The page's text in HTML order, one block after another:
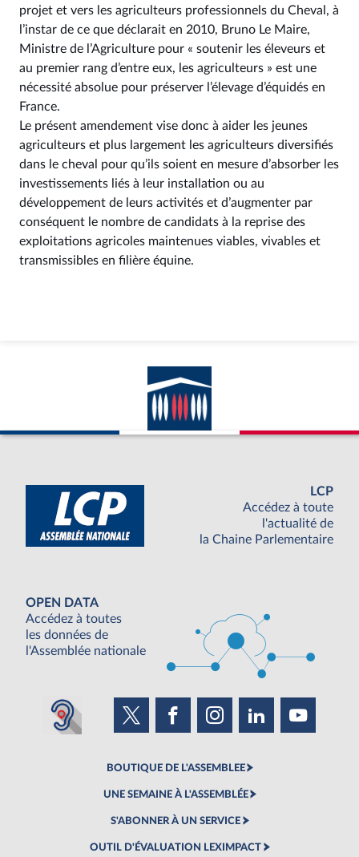
projet et vers les agriculteurs professionnels du Cheval, à
l’instar de ce que déclarait en 2010, Bruno Le Maire,
Ministre de l’Agriculture pour « soutenir les éleveurs et
au premier rang d’entre eux, les agriculteurs » est une
nécessité absolue pour préserver l’élevage d’équidés en
France.
Le présent amendement vise donc à aider les jeunes
agriculteurs et plus largement les agriculteurs diversifiés
dans le cheval pour qu’ils soient en mesure d’absorber les
investissements liés à leur installation ou au
développement de leurs activités et d’augmenter par
conséquent le nombre de candidats à la reprise des
exploitations agricoles maintenues viables, vivables et
transmissibles en filière équine.
LCP
Accédez à toute
l'actualité de
la Chaine Parlementaire
OPEN DATA
Accédez à toutes
les données de
l'Assemblée nationale
BOUTIQUE DE L'ASSEMBLEE
UNE SEMAINE À L'ASSEMBLÉE
S'ABONNER À UN SERVICE
OUTIL D'ÉVALUATION LEXIMPACT